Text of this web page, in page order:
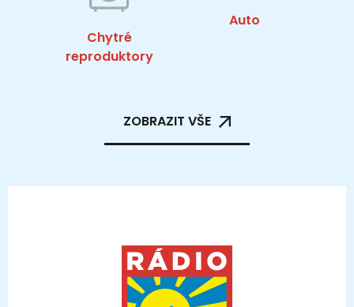
Chytré
reproduktory
Auto
ZOBRAZIT VŠE